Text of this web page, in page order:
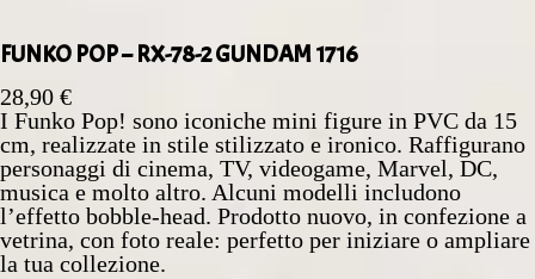
FUNKO POP – RX-78-2 GUNDAM 1716
28,90 €
I Funko Pop! sono iconiche mini figure in PVC da 15
cm, realizzate in stile stilizzato e ironico. Raffigurano
personaggi di cinema, TV, videogame, Marvel, DC,
musica e molto altro. Alcuni modelli includono
l’effetto bobble‑head. Prodotto nuovo, in confezione a
vetrina, con foto reale: perfetto per iniziare o ampliare
la tua collezione.